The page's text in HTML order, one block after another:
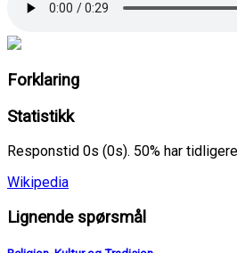
Forklaring
Statistikk
Responstid 0s (0s). 50% har
Wikipedia
Lignende spørsmål